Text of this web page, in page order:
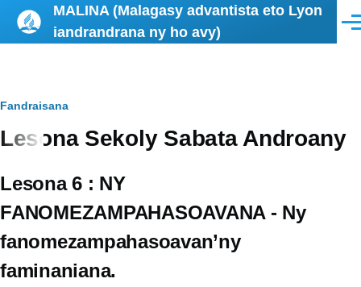
Skip to main content
MALINA (Malagasy advantista eto Lyon
iandrandrana ny ho avy)
Breadcrumb
Fandraisana
Lesona Sekoly Sabata Androany
Lesona 6 : NY
FANOMEZAMPAHASOAVANA - Ny
fanomezampahasoavan’ny
faminaniana.